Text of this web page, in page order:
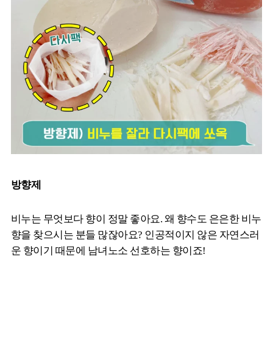
방향제
비누는 무엇보다 향이 정말 좋아요. 왜 향수도 은은한 비누
향을 찾으시는 분들 많잖아요? 인공적이지 않은 자연스러
운 향이기 때문에 남녀노소 선호하는 향이죠!